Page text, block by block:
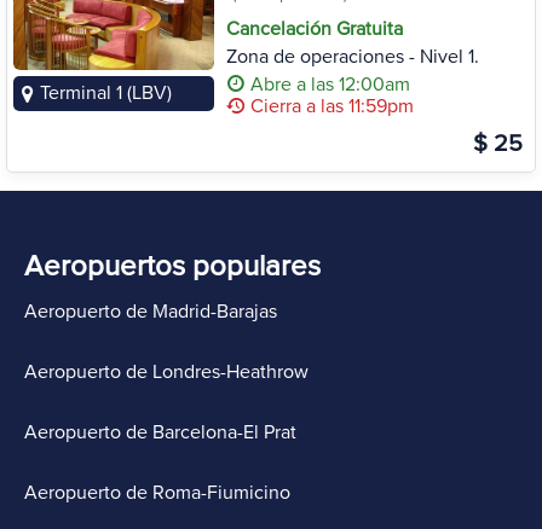
Terminal 1 (LBV)
Cancelación Gratuita
Zona de operaciones - Nivel 1.
Abre a las 12:00am
Cierra a las 11:59pm
$ 25
Aeropuertos populares
Aeropuerto de Madrid-Barajas
Aeropuerto de Londres-Heathrow
Aeropuerto de Barcelona-El Prat
Aeropuerto de Roma-Fiumicino